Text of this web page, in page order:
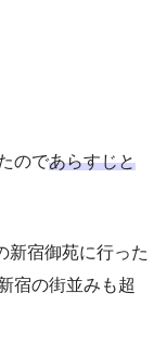
のであらすじと
新宿御苑に行った
宿の街並みも超